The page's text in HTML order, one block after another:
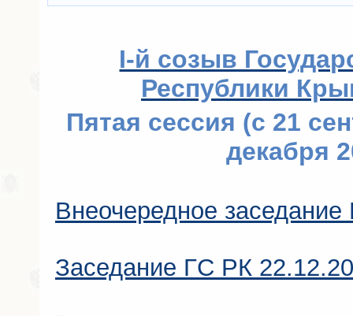
I-й созыв
Республики
Пятая сессия (с 21
декабря
Внеочередное
Заседание ГC РК